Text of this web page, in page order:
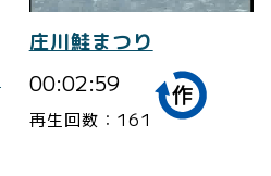
庄川鮭まつり
00:02:59
再生回数：161